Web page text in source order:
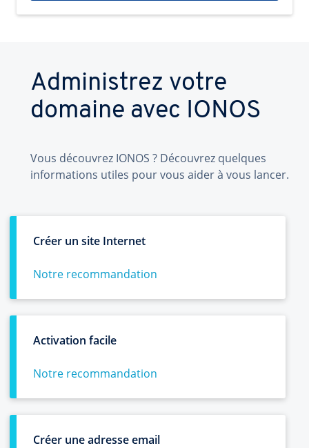
Administrez votre
domaine avec IONOS
Vous découvrez IONOS ? Découvrez quelques
informations utiles pour vous aider à vous lancer.
Créer un site Internet
Notre recommandation
Activation facile
Notre recommandation
Créer une adresse email